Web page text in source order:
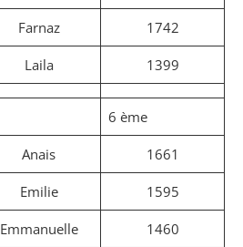
Farnaz 1742
Laila 1399
6 ème
Anais 1661
Emilie 1595
Emmanuelle 1460